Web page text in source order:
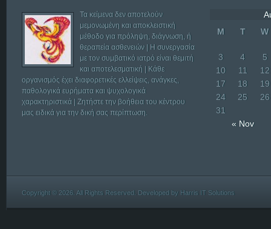
Τα κείμενα δεν αποτελούν
μεμονωμένη και αποκλειστική
μέθοδο για πρόληψη, διάγνωση, ή
θεραπεία ασθενειών | Η συνεργασία
με τον συμβατικό ιατρό είναι θεμιτή
και αποτελεσματική | Κάθε
οργανισμός έχει διαφορετικές ελλείψεις, ανάγκες,
παθολογικά ευρήματα και ψυχολογικά
χαρακτηριστικά | Ζητήστε την βοήθεια του κέντρου
μας ειδικά για την δική σας περίπτωση.
M
T W
« Nov
3 4
5
10
11
12
17
18
19
24
25
26
31
Copyright © 2026. All Rights Reserved. Developed by Harris IT Solutions